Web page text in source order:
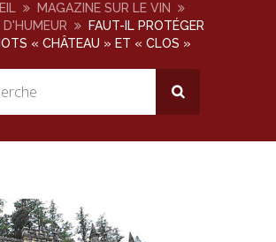
MAGAZINE SUR LE VIN
D'HUMEUR
FAUT-IL PROTÉGER
« CHÂTEAU » ET « CLOS »